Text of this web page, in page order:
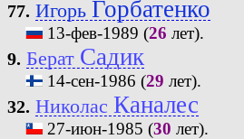
77. Игорь Горбатенко
13-фев-1989 (26 лет).
9. Берат Садик
14-сен-1986 (29 лет).
32. Николас Каналес
27-июн-1985 (30 лет).